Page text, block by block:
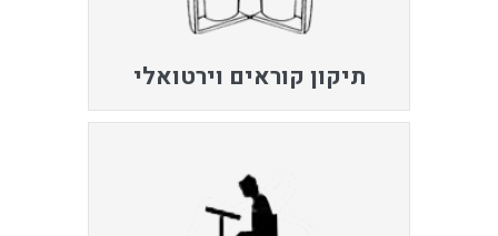
תיקון קוראים וירטואלי